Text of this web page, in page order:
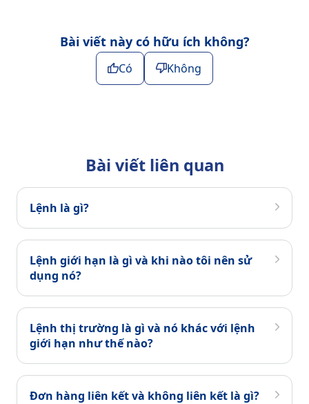
Bài viết này có hữu ích không?
Có Không
Bài viết liên quan
Lệnh là gì?
Lệnh giới hạn là gì và khi nào tôi nên sử
dụng nó?
Lệnh thị trường là gì và nó khác với lệnh
giới hạn như thế nào?
Đơn hàng liên kết và không liên kết là gì?